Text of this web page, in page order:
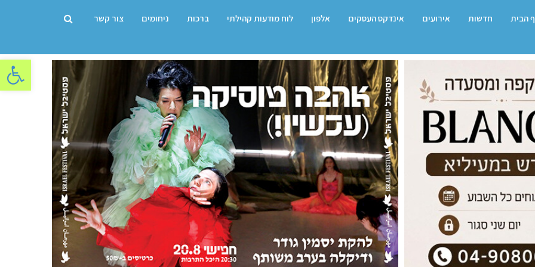
פתח
הבית חדשות אירועים אינדקס העסקים אלפון לוח מודעות קהילתי ברכות ניחומים צור קשר